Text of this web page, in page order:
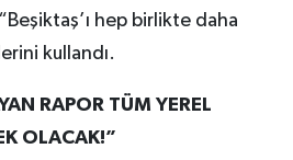
hep birlikte daha
kullandı.
RAPOR TÜM YEREL
OLACAK!”